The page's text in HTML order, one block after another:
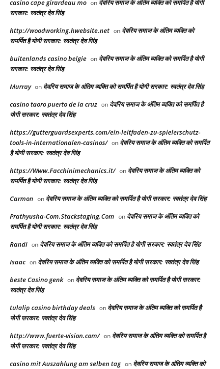
casino cape girardeau mo on देवरिय समाज के अंतिम व्यक्ति को समर्पित है योगी
सरकार: स्वतंत्र देव सिंह
http://woodworking.hwebsite.net on देवरिय समाज के अंतिम व्यक्ति को
समर्पित है योगी सरकार: स्वतंत्र देव सिंह
buitenlands casino belgie on देवरिय समाज के अंतिम व्यक्ति को समर्पित है योगी
सरकार: स्वतंत्र देव सिंह
Murray on देवरिय समाज के अंतिम व्यक्ति को समर्पित है योगी सरकार: स्वतंत्र देव सिंह
casino taoro puerto de la cruz on देवरिय समाज के अंतिम व्यक्ति को समर्पित है
योगी सरकार: स्वतंत्र देव सिंह
https://gutterguardsexperts.com/ein-leitfaden-zu-spielerschutz-
tools-in-internationalen-casinos/ on देवरिय समाज के अंतिम व्यक्ति को समर्पित
है योगी सरकार: स्वतंत्र देव सिंह
https://Www.Facchinimechanics.it/ on देवरिय समाज के अंतिम व्यक्ति को
समर्पित है योगी सरकार: स्वतंत्र देव सिंह
Carmon on देवरिय समाज के अंतिम व्यक्ति को समर्पित है योगी सरकार: स्वतंत्र देव सिंह
Prathyusha-Com.Stackstaging.Com on देवरिय समाज के अंतिम व्यक्ति को
समर्पित है योगी सरकार: स्वतंत्र देव सिंह
Randi on देवरिय समाज के अंतिम व्यक्ति को समर्पित है योगी सरकार: स्वतंत्र देव सिंह
Isaac on देवरिय समाज के अंतिम व्यक्ति को समर्पित है योगी सरकार: स्वतंत्र देव सिंह
beste Casino genk on देवरिय समाज के अंतिम व्यक्ति को समर्पित है योगी सरकार:
स्वतंत्र देव सिंह
tulalip casino birthday deals on देवरिय समाज के अंतिम व्यक्ति को समर्पित है
योगी सरकार: स्वतंत्र देव सिंह
http://www.fuerte-vision.com/ on देवरिय समाज के अंतिम व्यक्ति को समर्पित है
योगी सरकार: स्वतंत्र देव सिंह
casino mit Auszahlung am selben tag on देवरिय समाज के अंतिम व्यक्ति को